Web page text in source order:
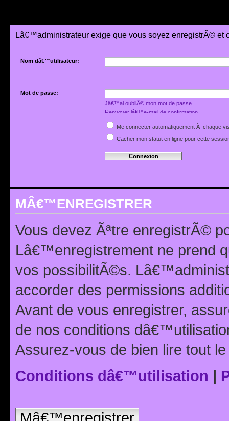
Lâ€™administrateur exige que vous soyez enregistrÃ©
Nom dâ€™utilisateur:
Mot de passe:
Jâ€™ai oubliÃ© mon mot de passe
Renvoyer lâ€™e-mail de confirmation
Me connecter automatiquement Ã chaque
Cacher mon statut en ligne pour cette
MÂ€™ENREGISTRER
Vous devez Ãªtre enregistrÃ©
Lâ€™enregistrement ne prend
vos possibilitÃ©s.
accorder des permissions
Avant de vous enregistrer,
de nos conditions
Assurez-vous de bien lire tout
Conditions dâ€™utilisation |
Mâ€™enregistrer